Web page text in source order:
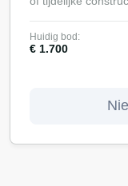
vergemakkelijken.
Huidig bod:
€ 1.700